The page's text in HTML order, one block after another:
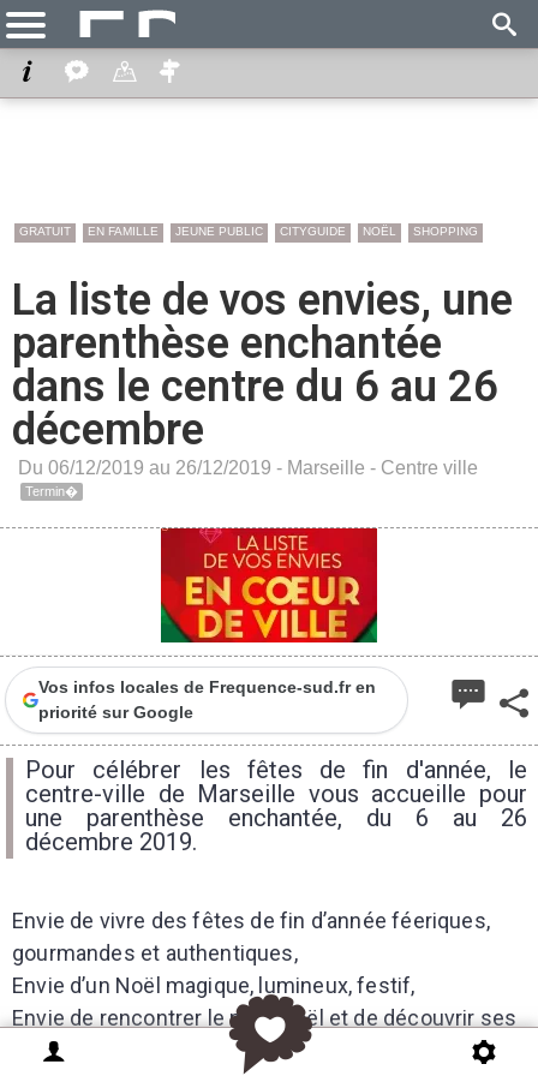
GRATUIT EN FAMILLE JEUNE PUBLIC CITYGUIDE NOËL SHOPPING
La liste de vos envies, une
parenthèse enchantée
dans le centre du 6 au 26
décembre
Du 06/12/2019 au 26/12/2019 - Marseille - Centre ville
Termin�
Vos infos locales de Frequence-sud.fr en
priorité sur Google
Pour célébrer les fêtes de fin d'année, le
centre-ville de Marseille vous accueille pour
une parenthèse enchantée, du 6 au 26
décembre 2019.
Envie de vivre des fêtes de fin d’année féeriques,
gourmandes et authentiques,
Envie d’un Noël magique, lumineux, festif,
Envie de rencontrer le père Noël et de découvrir ses
légendes… ?